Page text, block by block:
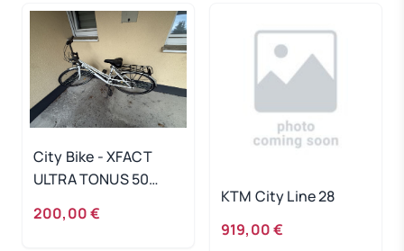
City Bike - XFACT
ULTRA TONUS 50
200,00 €
KTM City Line 28
919,00 €